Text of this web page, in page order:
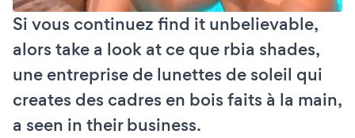
Si vous continuez find it unbelievable,
alors take a look at ce que rbia shades,
une entreprise de lunettes de soleil qui
creates des cadres en bois faits à la main,
a seen in their business.